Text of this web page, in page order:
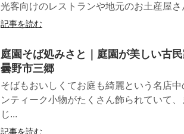
光客向けのレストランや地元のお土産屋
記事を読む
庭園そば処みさと｜庭園が美しい古
曇野市三郷
そばもおいしくてお庭も綺麗という名店
ンティーク小物がたくさん飾られていて
じ...
記事を読む